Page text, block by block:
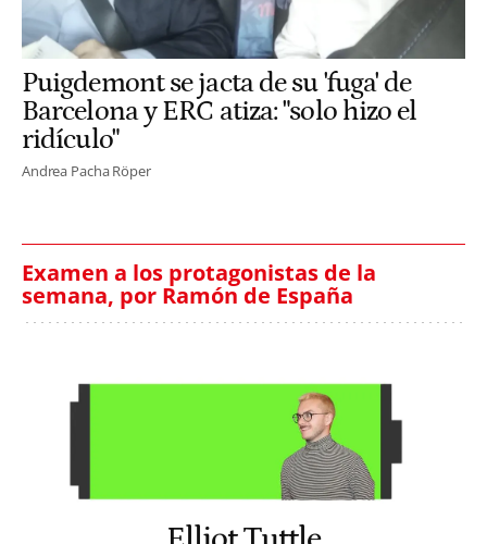
Puigdemont se jacta de su 'fuga' de
Barcelona y ERC atiza: "solo hizo el
ridículo"
Andrea Pacha Röper
Examen a los protagonistas de la
semana, por Ramón de España